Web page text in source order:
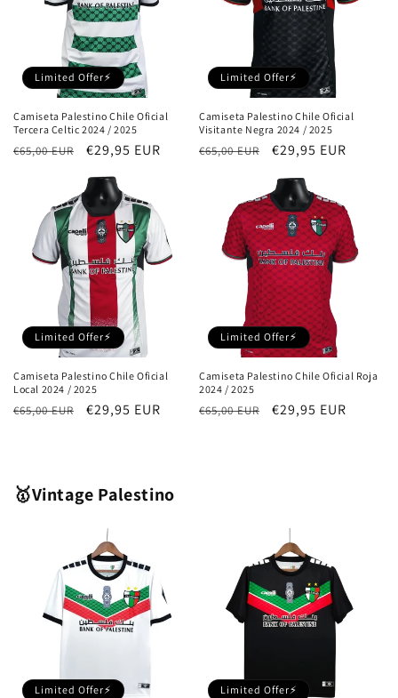
Limited Offer⚡
Camiseta Palestino Chile Oficial
Tercera Celtic 2024 / 2025
Precio
€65,00 EUR
Precio
oferta
€29,95 EUR
Limited Offer⚡
Camiseta Palestino Chile Oficial
Visitante Negra 2024 / 2025
Precio
€65,00 EUR
Precio
oferta
€29,95 EUR
Limited Offer⚡
Camiseta Palestino Chile Oficial
Local 2024 / 2025
Precio
€65,00 EUR
Precio
€29,95 EUR
Limited Offer⚡
Camiseta Palestino Chile Oficial Roja
2024 / 2025
Precio
€65,00 EUR
Precio
€29,95 EUR
🥇Vintage Palestino
Limited Offer⚡ Limited Offer⚡